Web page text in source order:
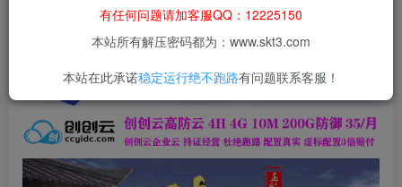
本站资源仅用于学习交流，禁止商业运营与违法、侵权
等非法行为；资源下载后请于 24 小时内删除，违规后
果由使用者自行承担。
有任何问题请加客服QQ：12225150
本站所有解压密码都为：www.skt3.com
本站在此承诺稳定运行绝不跑路有问题联系客服！